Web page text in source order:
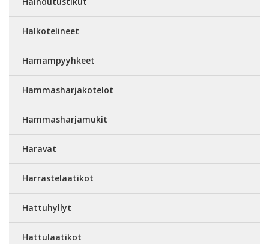
Halkotelineet
Hamampyyhkeet
Hammasharjakotelot
Hammasharjamukit
Haravat
Harrastelaatikot
Hattuhyllyt
Hattulaatikot